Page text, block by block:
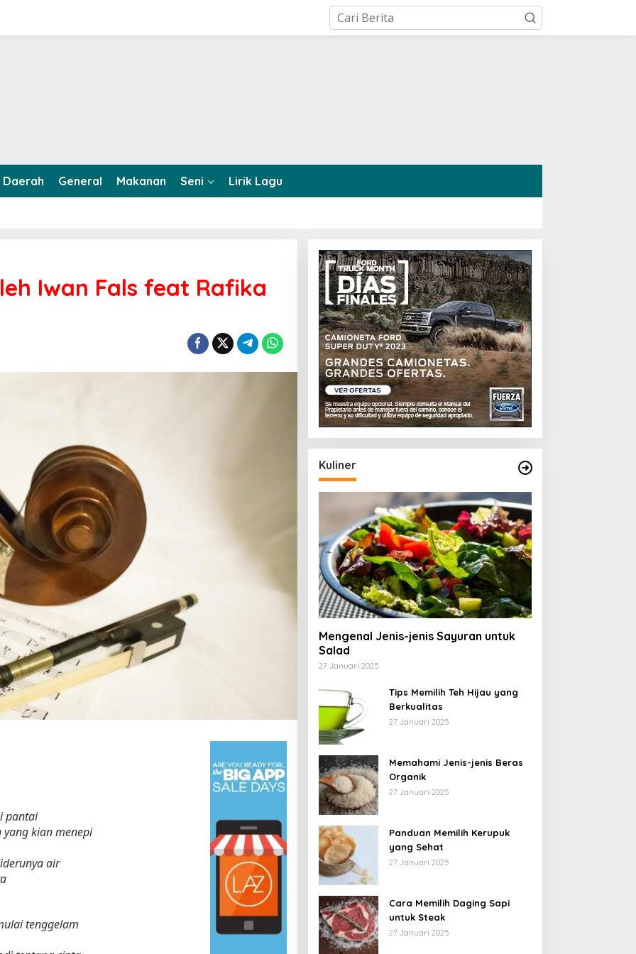
Daerah General Makanan Seni Lirik Lagu
Iwan Fals feat Rafika
pantai
kian menepi
air
tenggelam
Kuliner
Mengenal Jenis-jenis Sayuran untuk
Salad
27 Januari 2025
Tips Memilih Teh Hijau yang
Berkualitas
27 Januari 2025
Memahami Jenis-jenis Beras
Organik
27 Januari 2025
Panduan Memilih Kerupuk
yang Sehat
27 Januari 2025
Cara Memilih Daging Sapi
untuk Steak
27 Januari 2025